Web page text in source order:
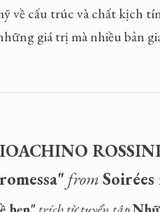
về cấu trúc và chất kịch
giá trị mà nhiều bản
fromSoirées